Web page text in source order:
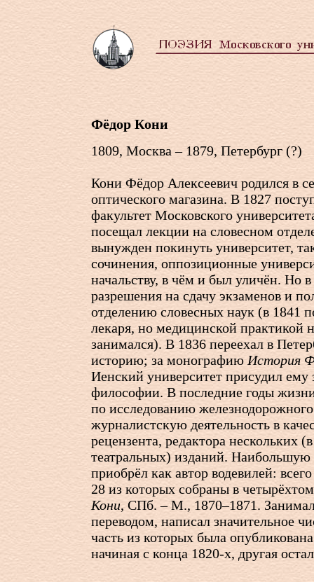
Фёдор Кони
1809, Москва – 1879, Петербург (?)
Кони Фёдор Алексеевич родился в
оптического магазина. В 1827
факультет Московского
посещал лекции на словесном
вынужден покинуть университет,
сочинения, оппозиционные
начальству, в чём и был уличён. Но
разрешения на сдачу экзаменов и
отделению словесных наук (в 1841
лекаря, но медицинской практикой
занимался). В 1836 переехал в
историю; за монографию История
Иенский университет присудил ему
философии. В последние годы
по исследованию
журналистскую деятельность в
рецензента, редактора нескольких
театральных) изданий. Наибольшую
приобрёл как автор водевилей:
28 из которых собраны в
Кони, СПб. – М., 1870–1871.
переводом, написал значительное
часть из которых была
начиная с конца 1820-х, другая